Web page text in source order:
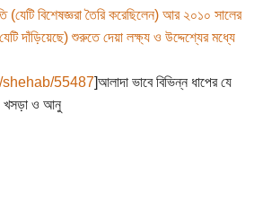
(যেটি বিশেষজ্ঞরা তৈরি করেছিলেন) আর ২০১০ সালের
দাঁড়িয়েছে) শুরুতে দেয়া লক্ষ্য ও উদ্দেশ্যের মধ্যে
55487]আলাদা ভাবে বিভিন্ন ধাপের যে
খসড়া ও আনু